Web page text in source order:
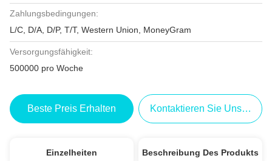
Zahlungsbedingungen:
L/C, D/A, D/P, T/T, Western Union, MoneyGram
Versorgungsfähigkeit:
500000 pro Woche
Beste Preis Erhalten Kontaktieren Sie Uns Jetzt
Einzelheiten Beschreibung Des Produkts